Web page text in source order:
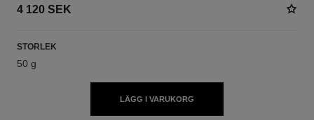
4 120 SEK
STORLEK
50 g
LÄGG I VARUKORG